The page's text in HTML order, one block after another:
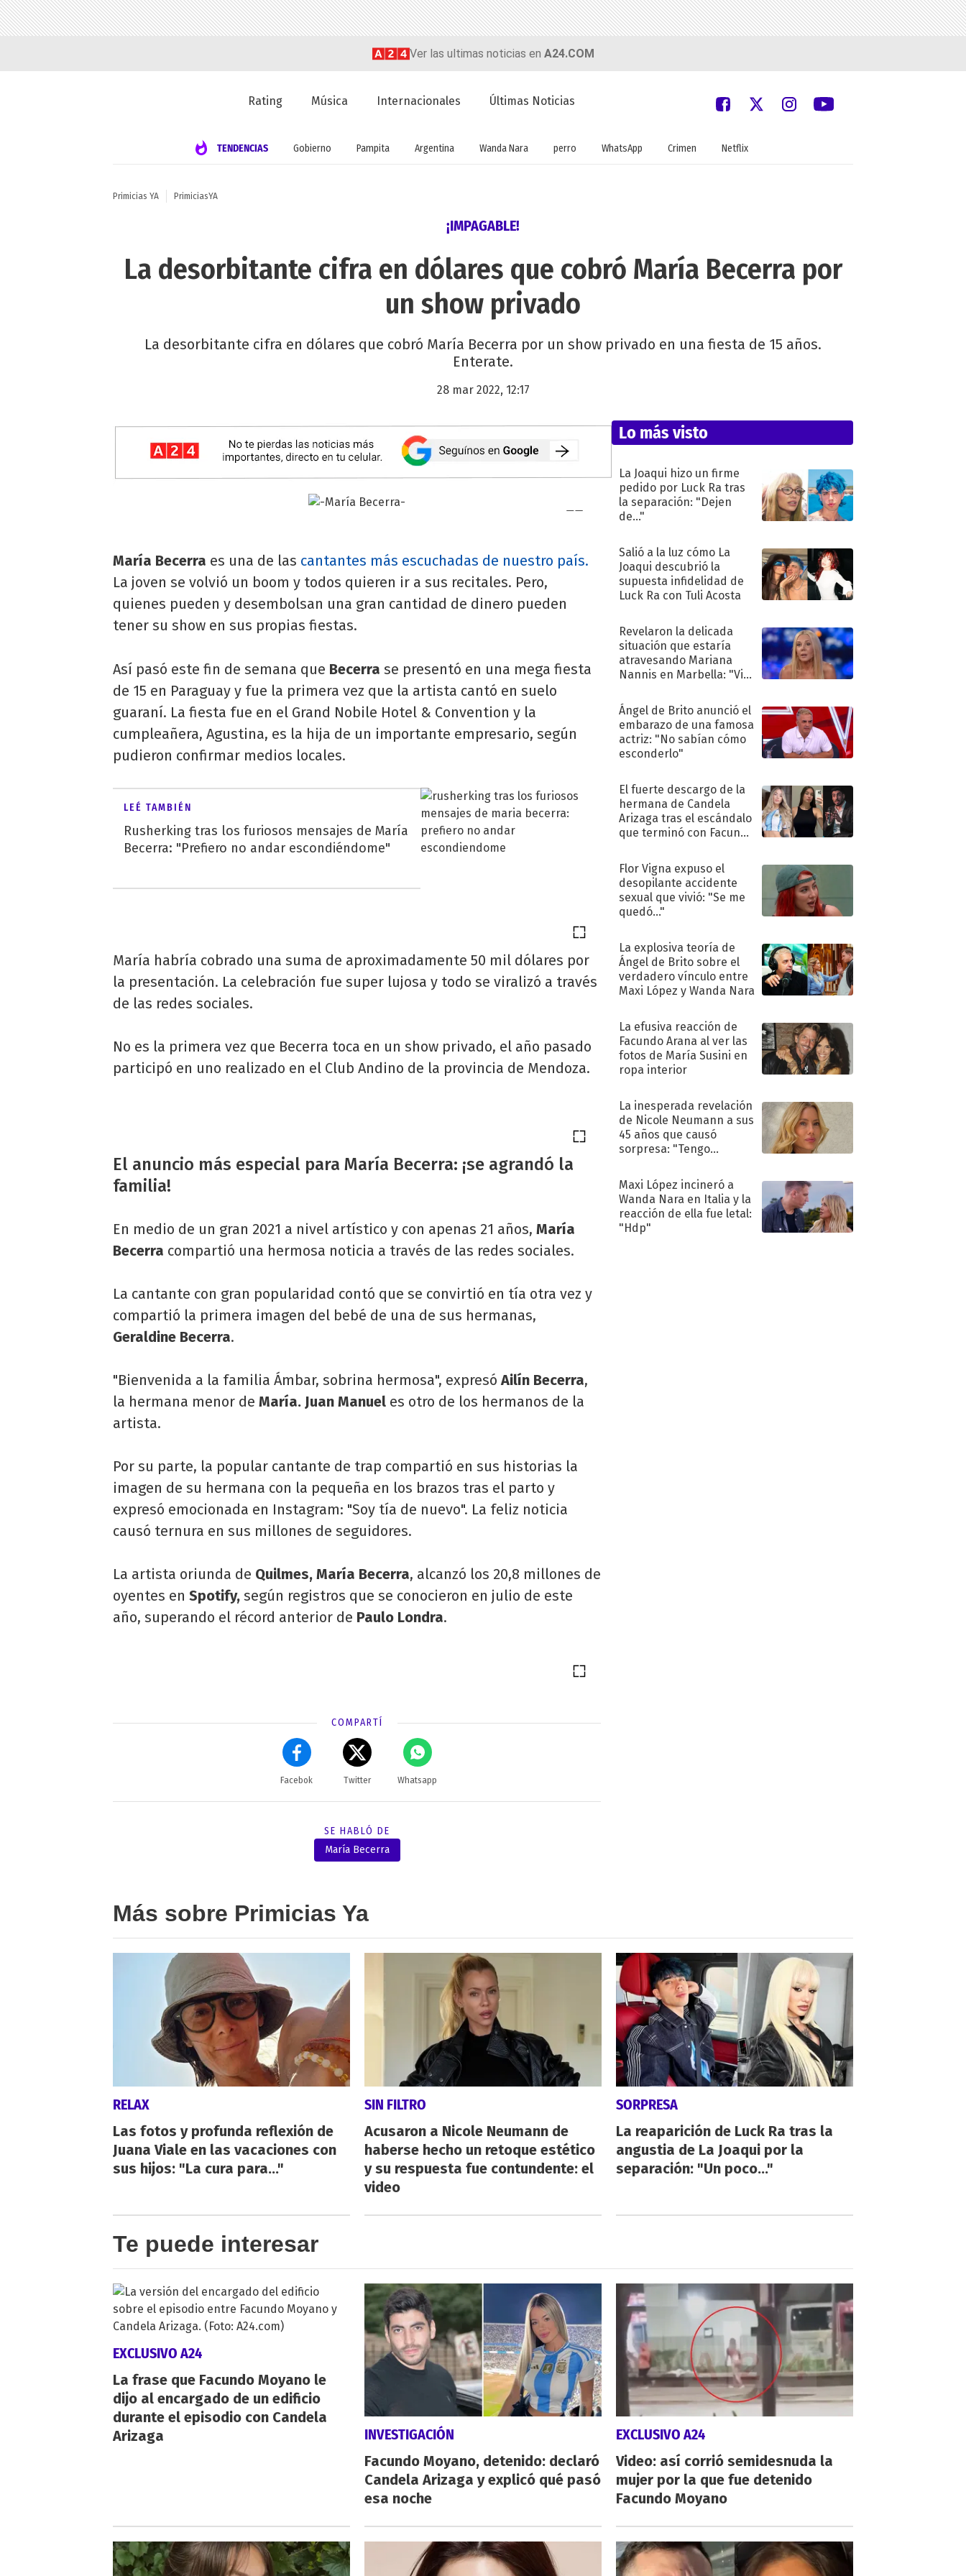
Ver las ultimas noticias en A24.COM
Rating Música Internacionales Últimas Noticias
TENDENCIAS Gobierno Pampita Argentina Wanda Nara perro WhatsApp Crimen Netflix
Primicias YA PrimiciasYA
¡IMPAGABLE!
La desorbitante cifra en dólares que cobró María Becerra por
un show privado
La desorbitante cifra en dólares que cobró María Becerra por un show privado en una fiesta de 15 años.
Enterate.
28 mar 2022, 12:17
María Becerra es una de las cantantes más escuchadas de nuestro país.
La joven se volvió un boom y todos quieren ir a sus recitales. Pero,
quienes pueden y desembolsan una gran cantidad de dinero pueden
tener su show en sus propias fiestas.
Así pasó este fin de semana que Becerra se presentó en una mega fiesta
de 15 en Paraguay y fue la primera vez que la artista cantó en suelo
guaraní. La fiesta fue en el Grand Nobile Hotel & Convention y la
cumpleañera, Agustina, es la hija de un importante empresario, según
pudieron confirmar medios locales.
LEÉ TAMBIÉN
Rusherking tras los furiosos mensajes de María
Becerra: "Prefiero no andar escondiéndome"
María habría cobrado una suma de aproximadamente 50 mil dólares por
la presentación. La celebración fue super lujosa y todo se viralizó a través
de las redes sociales.
No es la primera vez que Becerra toca en un show privado, el año pasado
participó en uno realizado en el Club Andino de la provincia de Mendoza.
El anuncio más especial para María Becerra: ¡se agrandó la
familia!
En medio de un gran 2021 a nivel artístico y con apenas 21 años, María
Becerra compartió una hermosa noticia a través de las redes sociales.
La cantante con gran popularidad contó que se convirtió en tía otra vez y
compartió la primera imagen del bebé de una de sus hermanas,
Geraldine Becerra.
"Bienvenida a la familia Ámbar, sobrina hermosa", expresóAilín Becerra,
la hermana menor de María. Juan Manuel es otro de los hermanos de la
artista.
Por su parte, la popular cantante de trap compartió en sus historias la
imagen de su hermana con la pequeña en los brazos tras el parto y
expresó emocionada en Instagram: "Soy tía de nuevo". La feliz noticia
causó ternura en sus millones de seguidores.
La artista oriunda de Quilmes, María Becerra, alcanzó los 20,8 millones de
oyentes en Spotify, según registros que se conocieron en julio de este
año, superando el récord anterior de Paulo Londra.
COMPARTÍ
Facebok Twitter Whatsapp
SE HABLÓ DE
María Becerra
Lo más visto
La Joaqui hizo un firme
pedido por Luck Ra tras
la separación: "Dejen
de..."
Salió a la luz cómo La
Joaqui descubrió la
supuesta infidelidad de
Luck Ra con Tuli Acosta
Revelaron la delicada
situación que estaría
atravesando Mariana
Nannis en Marbella: "Vive
Ángel de Brito anunció el
embarazo de una famosa
actriz: "No sabían cómo
esconderlo"
El fuerte descargo de la
hermana de Candela
Arizaga tras el escándalo
que terminó con Facundo
Flor Vigna expuso el
desopilante accidente
sexual que vivió: "Se me
quedó..."
La explosiva teoría de
Ángel de Brito sobre el
verdadero vínculo entre
Maxi López y Wanda Nara
La efusiva reacción de
Facundo Arana al ver las
fotos de María Susini en
ropa interior
La inesperada revelación
de Nicole Neumann a sus
45 años que causó
sorpresa: "Tengo
Maxi López incineró a
Wanda Nara en Italia y la
reacción de ella fue letal:
"Hdp"
Más sobre Primicias Ya
RELAX
Las fotos y profunda reflexión de
Juana Viale en las vacaciones con
sus hijos: "La cura para..."
SIN FILTRO
Acusaron a Nicole Neumann de
haberse hecho un retoque estético
y su respuesta fue contundente: el
video
SORPRESA
La reaparición de Luck Ra tras la
angustia de La Joaqui por la
separación: "Un poco..."
Te puede interesar
EXCLUSIVO A24
La frase que Facundo Moyano le
dijo al encargado de un edificio
durante el episodio con Candela
Arizaga
INVESTIGACIÓN
Facundo Moyano, detenido: declaró
Candela Arizaga y explicó qué pasó
esa noche
EXCLUSIVO A24
Video: así corrió semidesnuda la
mujer por la que fue detenido
Facundo Moyano